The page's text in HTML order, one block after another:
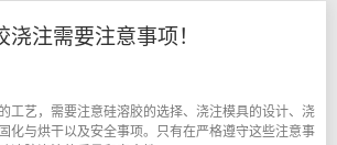
浇注需要注意事项！
工艺，需要注意硅溶胶的选择、浇注模具的设计、浇
化与烘干以及安全事项。只有在严格遵守这些注意事